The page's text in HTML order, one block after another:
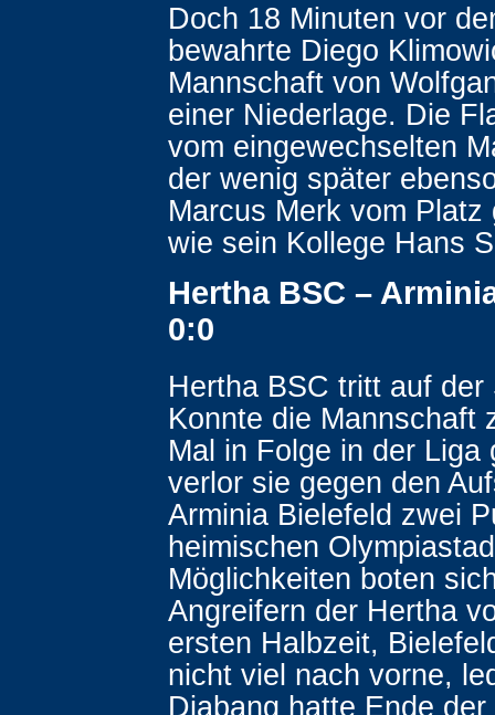
Doch 18 Minuten vor
bewahrte Diego
Mannschaft von
einer Niederlage. Die
vom eingewechselten
der wenig später
Marcus Merk vom
wie sein Kollege Hans
Hertha BSC –
0:0
Hertha BSC tritt auf der
Konnte die Mannschaft
Mal in Folge in der Liga
verlor sie gegen den
Arminia Bielefeld zwei
heimischen
Möglichkeiten boten
Angreifern der Hertha
ersten Halbzeit,
nicht viel nach vorne,
Diabang hatte Ende